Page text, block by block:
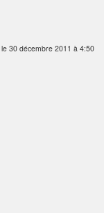
le 30 décembre 2011 à 4:50